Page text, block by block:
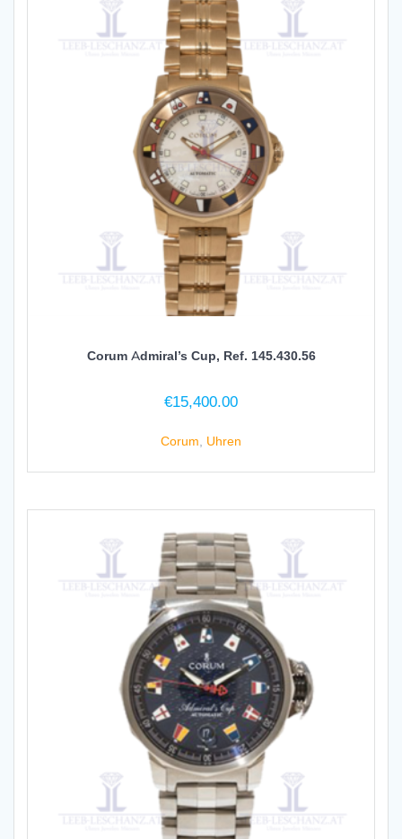
Corum Admiral’s Cup, Ref. 145.430.56
€15,400.00
Corum, Uhren